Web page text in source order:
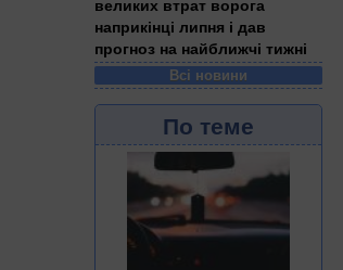
великих втрат ворога
наприкінці липня і дав
прогноз на найближчі тижні
Всі новини
По теме